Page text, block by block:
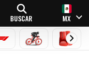
BUSCAR MX
FÓRMULA 1CICLISMOBOXEO